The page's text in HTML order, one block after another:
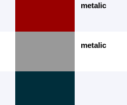
metalic
metalic